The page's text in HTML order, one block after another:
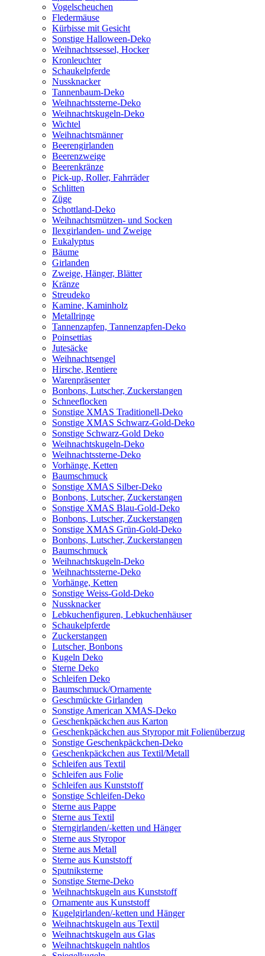
Vogelscheuchen
Fledermäuse
Kürbisse mit Gesicht
Sonstige Halloween-Deko
Weihnachtssessel, Hocker
Kronleuchter
Schaukelpferde
Nussknacker
Tannenbaum-Deko
Weihnachtssterne-Deko
Weihnachtskugeln-Deko
Wichtel
Weihnachtsmänner
Beerengirlanden
Beerenzweige
Beerenkränze
Pick-up, Roller, Fahrräder
Schlitten
Züge
Schottland-Deko
Weihnachtsmützen- und Socken
Ilexgirlanden- und Zweige
Eukalyptus
Bäume
Girlanden
Zweige, Hänger, Blätter
Kränze
Streudeko
Kamine, Kaminholz
Metallringe
Tannenzapfen, Tannenzapfen-Deko
Poinsettias
Jutesäcke
Weihnachtsengel
Hirsche, Rentiere
Warenpräsenter
Bonbons, Lutscher, Zuckerstangen
Schneeflocken
Sonstige XMAS Traditionell-Deko
Sonstige XMAS Schwarz-Gold-Deko
Sonstige Schwarz-Gold Deko
Weihnachtskugeln-Deko
Weihnachtssterne-Deko
Vorhänge, Ketten
Baumschmuck
Sonstige XMAS Silber-Deko
Bonbons, Lutscher, Zuckerstangen
Sonstige XMAS Blau-Gold-Deko
Bonbons, Lutscher, Zuckerstangen
Sonstige XMAS Grün-Gold-Deko
Bonbons, Lutscher, Zuckerstangen
Baumschmuck
Weihnachtskugeln-Deko
Weihnachtssterne-Deko
Vorhänge, Ketten
Sonstige Weiss-Gold-Deko
Nussknacker
Lebkuchenfiguren, Lebkuchenhäuser
Schaukelpferde
Zuckerstangen
Lutscher, Bonbons
Kugeln Deko
Sterne Deko
Schleifen Deko
Baumschmuck/Ornamente
Geschmückte Girlanden
Sonstige American XMAS-Deko
Geschenkpäckchen aus Karton
Geschenkpäckchen aus Styropor mit Folienüberzug
Sonstige Geschenkpäckchen-Deko
Geschenkpäckchen aus Textil/Metall
Schleifen aus Textil
Schleifen aus Folie
Schleifen aus Kunststoff
Sonstige Schleifen-Deko
Sterne aus Pappe
Sterne aus Textil
Sterngirlanden/-ketten und Hänger
Sterne aus Styropor
Sterne aus Metall
Sterne aus Kunststoff
Sputniksterne
Sonstige Sterne-Deko
Weihnachtskugeln aus Kunststoff
Ornamente aus Kunststoff
Kugelgirlanden/-ketten und Hänger
Weihnachtskugeln aus Textil
Weihnachtskugeln aus Glas
Weihnachtskugeln nahtlos